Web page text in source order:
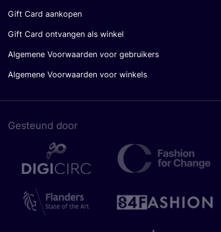
Gift Card aankopen
Gift Card ontvangen als winkel
Algemene Voorwaarden voor gebruikers
Algemene Voorwaarden voor winkels
Gesteund door